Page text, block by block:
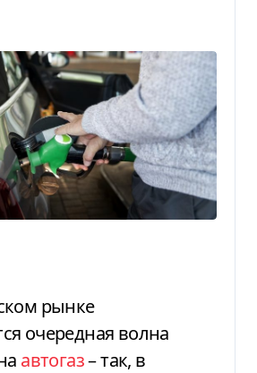
очередная волна
автогаз– так, в